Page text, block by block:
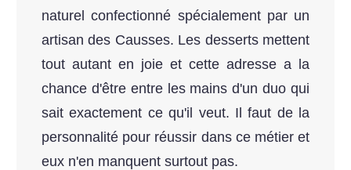
naturel confectionné spécialement par un
artisan des Causses. Les desserts mettent
tout autant en joie et cette adresse a la
chance d'être entre les mains d'un duo qui
sait exactement ce qu'il veut. Il faut de la
personnalité pour réussir dans ce métier et
eux n'en manquent surtout pas.